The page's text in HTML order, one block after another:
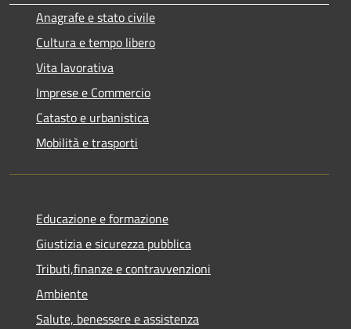
Anagrafe e stato civile
Cultura e tempo libero
Vita lavorativa
Imprese e Commercio
Catasto e urbanistica
Mobilità e trasporti
Educazione e formazione
Giustizia e sicurezza pubblica
Tributi,finanze e contravvenzioni
Ambiente
Salute, benessere e assistenza